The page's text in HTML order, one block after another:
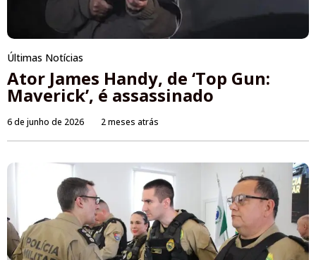
Últimas Notícias
Ator James Handy, de ‘Top Gun:
Maverick’, é assassinado
6 de junho de 2026 2 meses atrás